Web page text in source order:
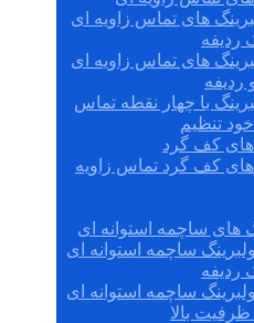
های تماس زاویه ای
ردیفه
های تماس زاویه ای
ردیفه
با چهار نقطه تماس
خود تنظیم
های کف گرد
های کف گرد تماس زاویه
های ساچمه استوانه ای
ساچمه استوانه ای
ردیفه
ساچمه استوانه ای
ظرفیت بالا